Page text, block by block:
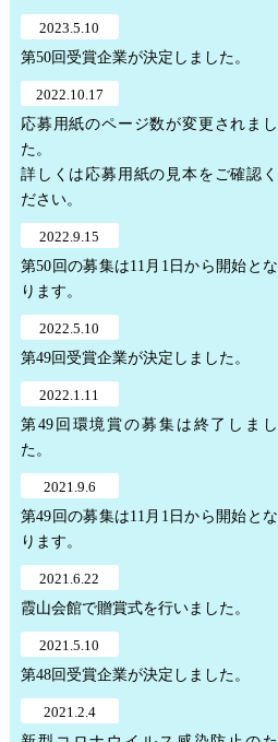
2023.5.10
第50回受賞企業が決定しました。
2022.10.17
応募用紙のページ数が変更されまし
た。
詳しくは応募用紙の見本をご確認く
ださい。
2022.9.15
第50回の募集は11月1日から開始とな
ります。
2022.5.10
第49回受賞企業が決定しました。
2022.1.11
第49回環境賞の募集は終了しまし
た。
2021.9.6
第49回の募集は11月1日から開始とな
ります。
2021.6.22
霞山会館で贈賞式を行いました。
2021.5.10
第48回受賞企業が決定しました。
2021.2.4